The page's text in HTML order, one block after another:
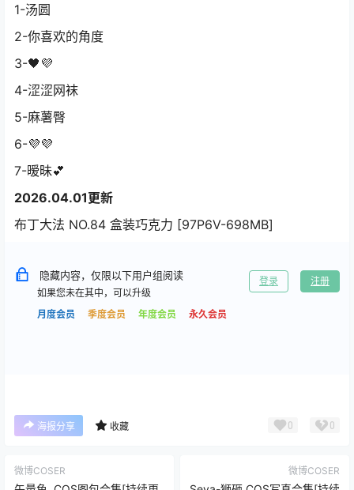
1-汤圆
2-你喜欢的角度
3-🖤💜
4-涩涩网袜
5-麻薯臀
6-💜💜
7-暧昧💕
2026.04.01更新
布丁大法 NO.84 盒装巧克力 [97P6V-698MB]
隐藏内容，仅限以下用户组阅读
如果您未在其中，可以升级
月度会员
季度会员 年度会员 永久会员
登录 注册
海报分享 收藏 0 0
微博COSER 微博COSER